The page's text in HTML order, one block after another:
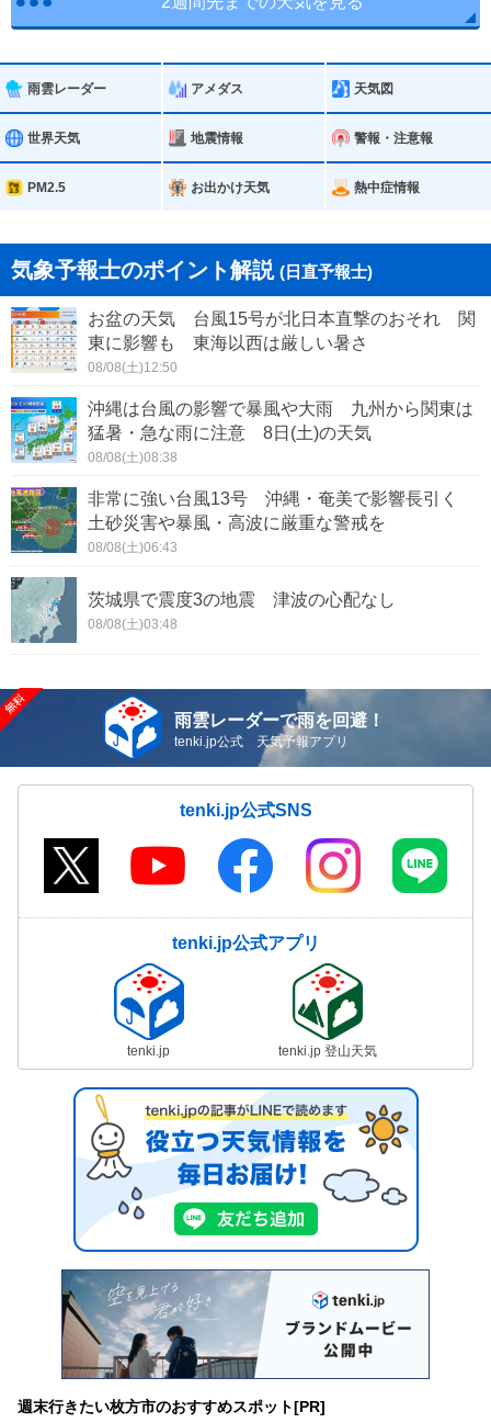
雨雲レーダー アメダス 天気図
世界天気 地震情報 警報・注意報
PM2.5 お出かけ天気 熱中症情報
気象予報士のポイント解説 (日直予報士)
お盆の天気 台風15号が北日本直撃のおそれ 関
東に影響も 東海以西は厳しい暑さ
08/08(土)12:50
沖縄は台風の影響で暴風や大雨 九州から関東は
猛暑・急な雨に注意 8日(土)の天気
08/08(土)08:38
非常に強い台風13号 沖縄・奄美で影響長引く
土砂災害や暴風・高波に厳重な警戒を
08/08(土)06:43
茨城県で震度3の地震 津波の心配なし
08/08(土)03:48
雨雲レーダーで雨を回避！
tenki.jp公式 天気予報アプリ
tenki.jp公式SNS
tenki.jp公式アプリ
tenki.jp tenki.jp 登山天気
週末行きたい枚方市のおすすめスポット[PR]